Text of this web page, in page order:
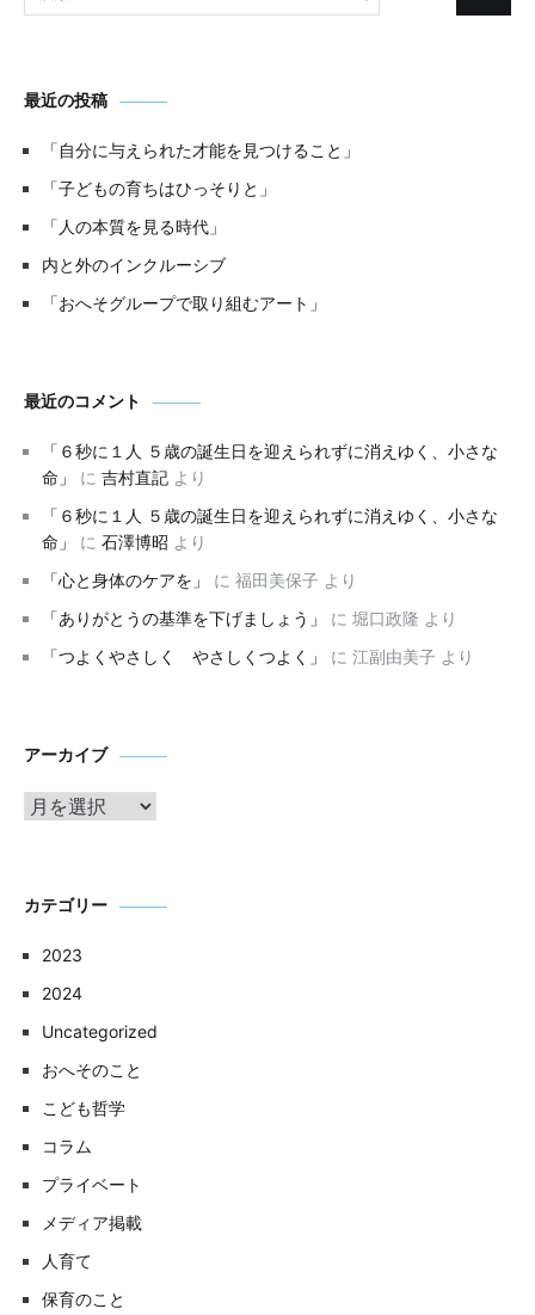
索:
最近の投稿
「自分に与えられた才能を見つけること」
「子どもの育ちはひっそりと」
「人の本質を見る時代」
内と外のインクルーシブ
「おへそグループで取り組むアート」
最近のコメント
「６秒に１人 ５歳の誕生日を迎えられずに消えゆく、小さな
命」
に 吉村直記 より
「６秒に１人 ５歳の誕生日を迎えられずに消えゆく、小さな
命」
に 石澤博昭 より
「心と身体のケアを」
に 福田美保子 より
「ありがとうの基準を下げましょう」
に 堀口政隆 より
「つよくやさしく やさしくつよく」
に 江副由美子 より
アーカイブア
カテゴリー
2023
2024
Uncategorized
おへそのこと
こども哲学
コラム
プライベート
メディア掲載
人育て
保育のこと